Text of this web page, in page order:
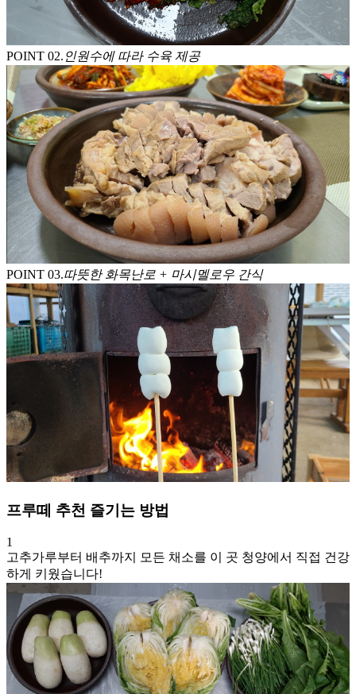
POINT 02. 인원수에 따라 수육 제공
POINT 03.따뜻한 화목난로 + 마시멜로우 간식
프루떼 추천 즐기는 방법
1
고추가루부터 배추까지 모든 채소를 이 곳 청양에서 직접 건강
하게 키웠습니다!